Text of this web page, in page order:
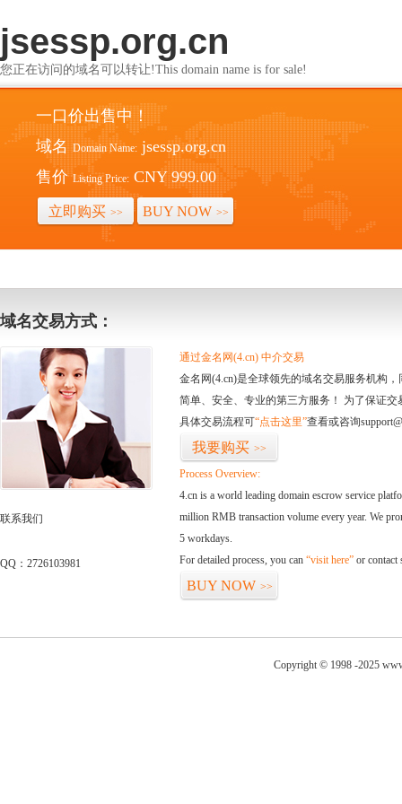
jsessp.org.cn
您正在访问的域名可以转让!This domain name is for sale!
一口价出售中！
域名 Domain Name: jsessp.org.cn
售价 Listing Price: CNY 999.00
立即购买 >> BUY NOW >>
域名交易方式：
联系我们
QQ：2726103981
通过金名网(4.cn) 中介交易
金名网(4.cn)是全球领先的域名交易服务机构
简单、安全、专业的第三方服务！ 为了保证
具体交易流程可“点击这里”查看或咨询
我要购买 >>
Process Overview:
4.cn is a world leading domain escrow service
million RMB transaction volume every year. We
5 workdays.
For detailed process, you can “visit here” or contact
BUY NOW >>
Copyright © 1998 -2025